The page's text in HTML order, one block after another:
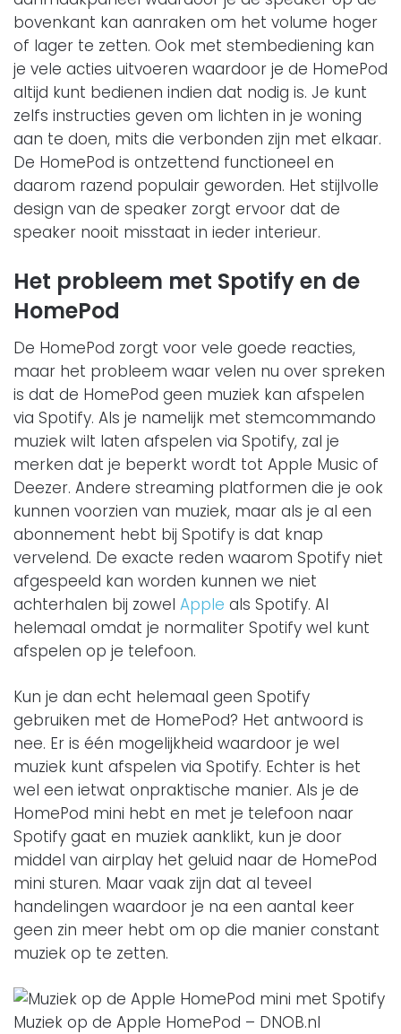
bovenkant kan aanraken om het volume hoger
of lager te zetten. Ook met stembediening kan
je vele acties uitvoeren waardoor je de HomePod
altijd kunt bedienen indien dat nodig is. Je kunt
zelfs instructies geven om lichten in je woning
aan te doen, mits die verbonden zijn met elkaar.
De HomePod is ontzettend functioneel en
daarom razend populair geworden. Het stijlvolle
design van de speaker zorgt ervoor dat de
speaker nooit misstaat in ieder interieur.
Het probleem met Spotify en de
HomePod
De HomePod zorgt voor vele goede reacties,
maar het probleem waar velen nu over spreken
is dat de HomePod geen muziek kan afspelen
via Spotify. Als je namelijk met stemcommando
muziek wilt laten afspelen via Spotify, zal je
merken dat je beperkt wordt tot Apple Music of
Deezer. Andere streaming platformen die je ook
kunnen voorzien van muziek, maar als je al een
abonnement hebt bij Spotify is dat knap
vervelend. De exacte reden waarom Spotify niet
afgespeeld kan worden kunnen we niet
achterhalen bij zowel Apple als Spotify. Al
helemaal omdat je normaliter Spotify wel kunt
afspelen op je telefoon.
Kun je dan echt helemaal geen Spotify
gebruiken met de HomePod? Het antwoord is
nee. Er is één mogelijkheid waardoor je wel
muziek kunt afspelen via Spotify. Echter is het
wel een ietwat onpraktische manier. Als je de
HomePod mini hebt en met je telefoon naar
Spotify gaat en muziek aanklikt, kun je door
middel van airplay het geluid naar de HomePod
mini sturen. Maar vaak zijn dat al teveel
handelingen waardoor je na een aantal keer
geen zin meer hebt om op die manier constant
muziek op te zetten.
Muziek op de Apple HomePod – DNOB.nl